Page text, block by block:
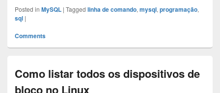
Posted in MySQL | Tagged linha de comando, mysql, programação,
sql |
Comments
Como listar todos os dispositivos de
bloco no Linux